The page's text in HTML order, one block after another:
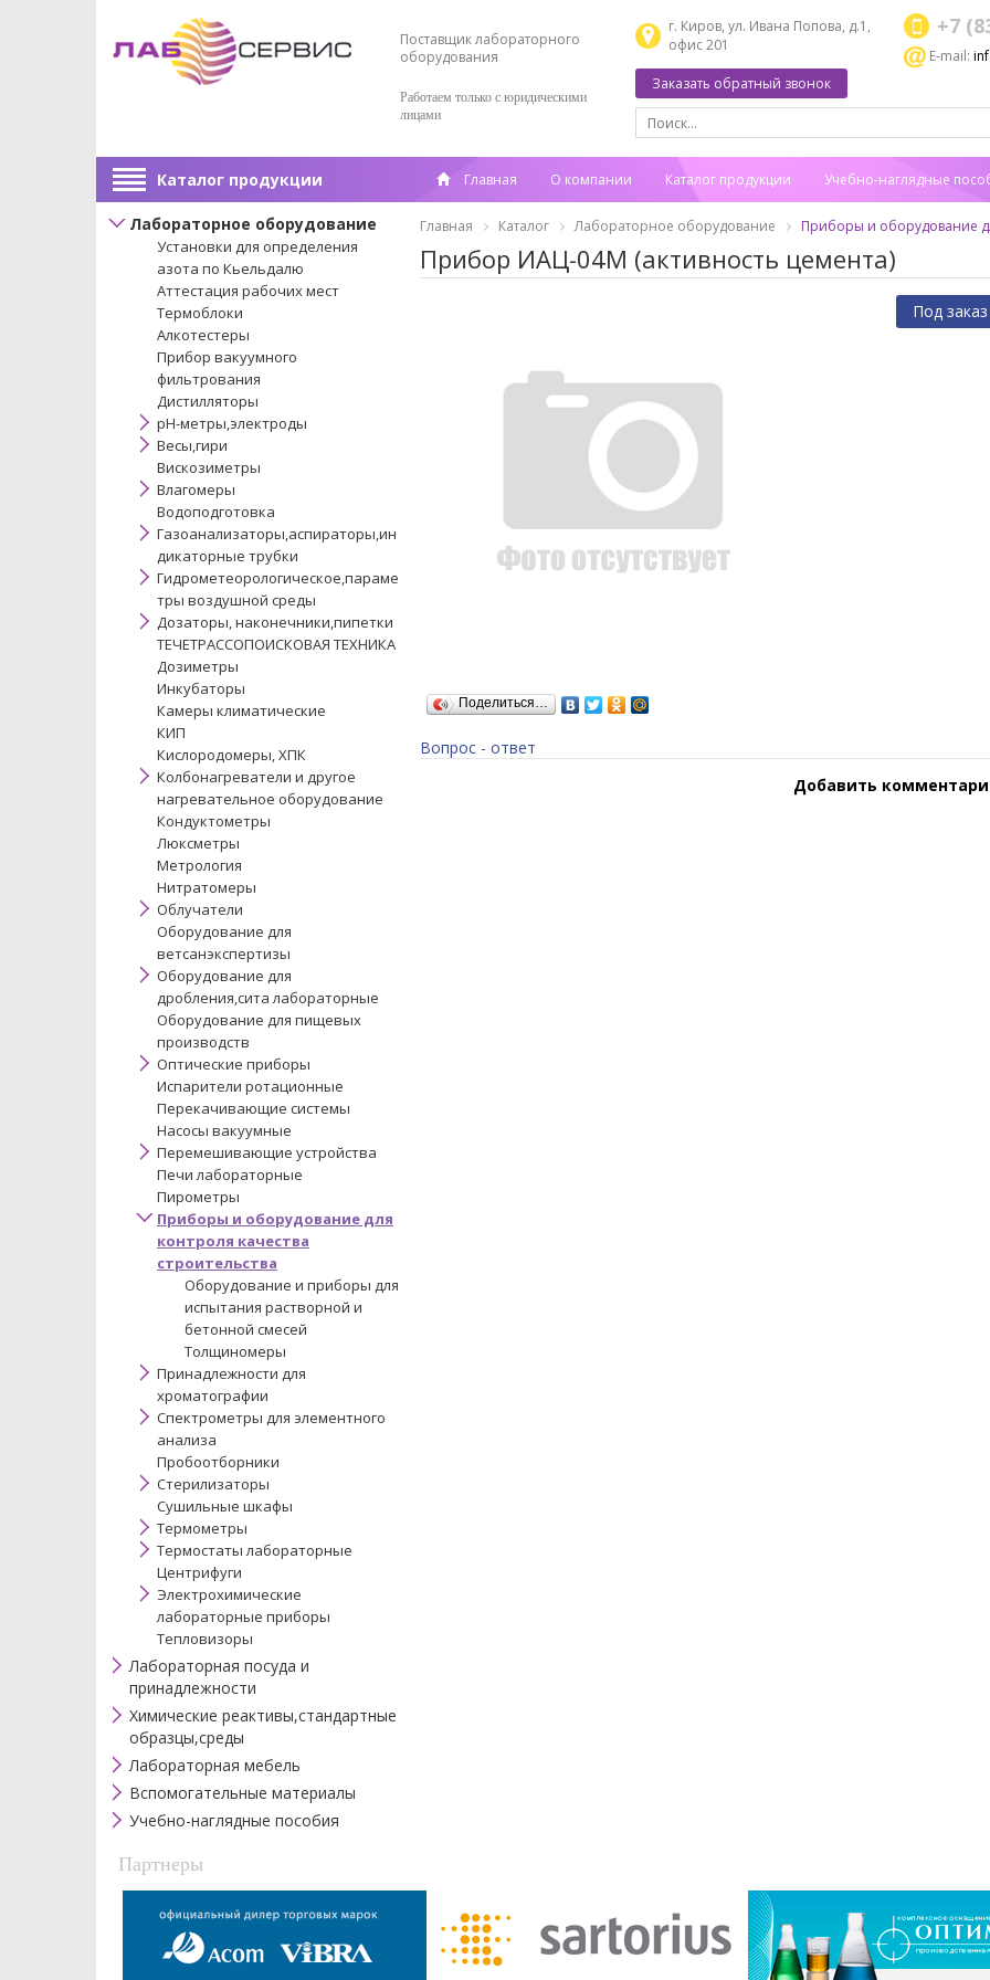
Поставщик лабораторного
оборудования
Работаем только с юридическими
лицами
г. Киров, ул. Ивана Попова, д.1,
офис 201
+7
E-mail:
Заказать обратный звонок
Каталог продукции Главная О компании Каталог продукции Учебно-наглядные
Лабораторное оборудование
Установки для определения
азота по Кьельдалю
Аттестация рабочих мест
Термоблоки
Алкотестеры
Прибор вакуумного
фильтрования
Дистилляторы
pH-метры,электроды
Весы,гири
Вискозиметры
Влагомеры
Водоподготовка
Газоанализаторы,аспираторы,ин
дикаторные трубки
Гидрометеорологическое,параме
тры воздушной среды
Дозаторы, наконечники,пипетки
ТЕЧЕТРАССОПОИСКОВАЯ ТЕХНИКА
Дозиметры
Инкубаторы
Камеры климатические
КИП
Кислородомеры, ХПК
Колбонагреватели и другое
нагревательное оборудование
Кондуктометры
Люксметры
Метрология
Нитратомеры
Облучатели
Оборудование для
ветсанэкспертизы
Оборудование для
дробления,сита лабораторные
Оборудование для пищевых
производств
Оптические приборы
Испарители ротационные
Перекачивающие системы
Насосы вакуумные
Перемешивающие устройства
Печи лабораторные
Пирометры
Приборы и оборудование для
контроля качества
строительства
Оборудование и приборы для
испытания растворной и
бетонной смесей
Толщиномеры
Принадлежности для
хроматографии
Спектрометры для элементного
анализа
Пробоотборники
Стерилизаторы
Сушильные шкафы
Термометры
Термостаты лабораторные
Центрифуги
Электрохимические
лабораторные приборы
Тепловизоры
Лабораторная посуда и
принадлежности
Химические реактивы,стандартные
образцы,среды
Лабораторная мебель
Вспомогательные материалы
Учебно-наглядные пособия
Главная Каталог Лабораторное оборудование Приборы и оборудование
Прибор ИАЦ-04М (активность цемента)
Поделиться…
Под заказ
Вопрос - ответ
Добавить
Партнеры